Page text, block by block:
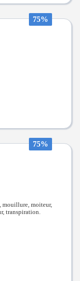
75%
75%
mouillure, moiteur,
transpiration.